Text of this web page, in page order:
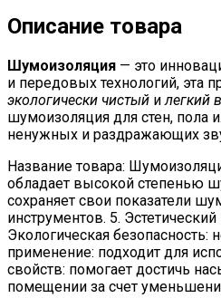
Описание товара
Шумоизоляция — это
и передовых технологий, эта
экологически чистый илегкий
шумоизоляция для стен, пола
ненужных и раздражающих
Название товара:
обладает высокой степенью
сохраняет свои показатели
инструментов. 5.
Экологическая
применение: подходит для
свойств: помогает достичь
помещении за счет